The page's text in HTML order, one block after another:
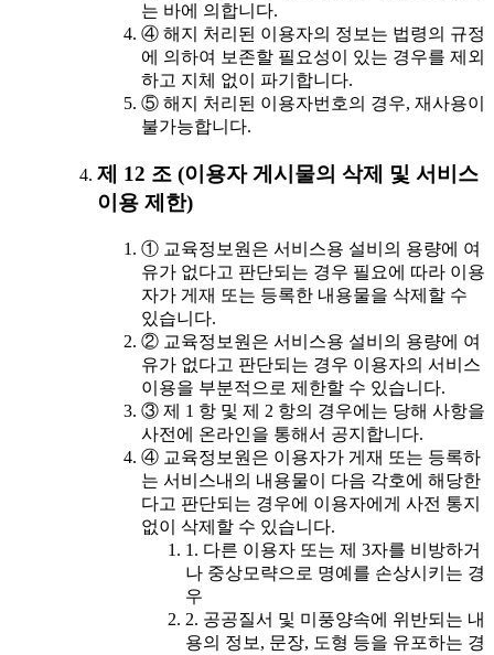
는 바에 의합니다.
④ 해지 처리된 이용자의 정보는 법령의 규정
에 의하여 보존할 필요성이 있는 경우를 제외
하고 지체 없이 파기합니다.
⑤ 해지 처리된 이용자번호의 경우, 재사용이
불가능합니다.
제 12 조 (이용자 게시물의 삭제 및 서비스
이용 제한)
① 교육정보원은 서비스용 설비의 용량에 여
유가 없다고 판단되는 경우 필요에 따라 이용
자가 게재 또는 등록한 내용물을 삭제할 수
있습니다.
② 교육정보원은 서비스용 설비의 용량에 여
유가 없다고 판단되는 경우 이용자의 서비스
이용을 부분적으로 제한할 수 있습니다.
③ 제 1 항 및 제 2 항의 경우에는 당해 사항을
사전에 온라인을 통해서 공지합니다.
④ 교육정보원은 이용자가 게재 또는 등록하
는 서비스내의 내용물이 다음 각호에 해당한
다고 판단되는 경우에 이용자에게 사전 통지
없이 삭제할 수 있습니다.
1. 다른 이용자 또는 제 3자를 비방하거
나 중상모략으로 명예를 손상시키는 경
우
2. 공공질서 및 미풍양속에 위반되는 내
용의 정보, 문장, 도형 등을 유포하는 경